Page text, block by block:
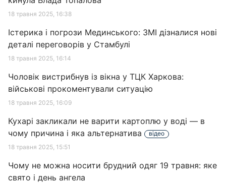
18 травня 2025, 16:38
Істерика і погрози Мединського: ЗМІ дізналися нові
деталі переговорів у Стамбулі
18 травня 2025, 16:14
Чоловік вистрибнув із вікна у ТЦК Харкова:
військові прокоментували ситуацію
18 травня 2025, 16:09
Кухарі закликали не варити картоплю у воді — в
чому причина і яка альтернатива
відео
18 травня 2025, 15:51
Чому не можна носити брудний одяг 19 травня: яке
свято і день ангела